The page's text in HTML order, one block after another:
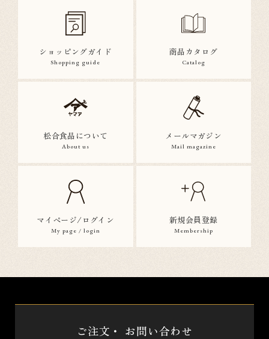
ショッピングガイド
Shopping guide
商品カタログ
Catalog
松合食品について
About us
メールマガジン
Mail magazine
マイページ/ログイン
My page / login
新規会員登録
Membership
ご注文・ お問い合わせ